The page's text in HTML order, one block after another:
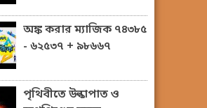
অঙ্ক করার ম্যাজিক ৭৪৩৮৫
- ৬২৫৩৭ + ৯৮৬৬৭
পৃথিবীতে উল্কাপাত ও